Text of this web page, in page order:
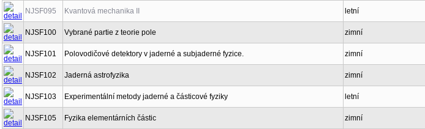
NJSF095 Kvantová mechanika II letní
NJSF100 Vybrané partie z teorie pole zimní
NJSF101 Polovodičové detektory v jaderné a subjaderné fyzice. zimní
NJSF102 Jaderná astrofyzika zimní
NJSF103 Experimentální metody jaderné a částicové fyziky letní
NJSF105 Fyzika elementárních částic zimní